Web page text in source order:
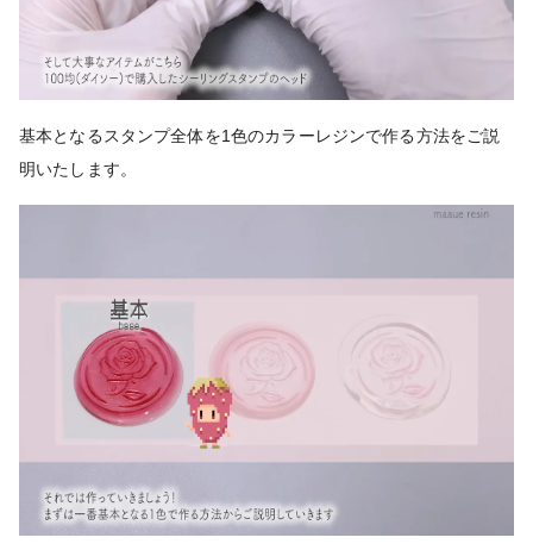
基本となるスタンプ全体を1色のカラーレジンで作る方法をご説
明いたします。